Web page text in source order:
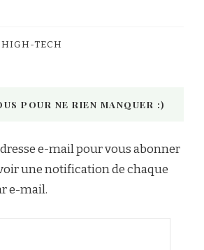
HIGH-TECH
POUR NE RIEN MANQUER :)
e-mail pour vous abonner
une notification de chaque
e-mail.